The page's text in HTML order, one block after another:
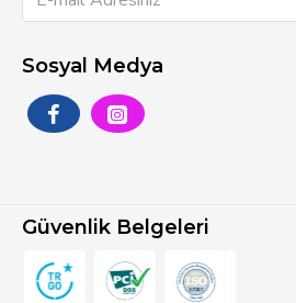
Sosyal Medya
Güvenlik Belgeleri